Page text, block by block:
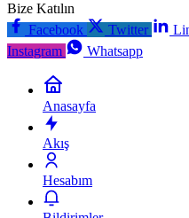
Bize Katılın
Facebook
Twitter
Instagram
Whatsapp
Anasayfa
Akış
Hesabım